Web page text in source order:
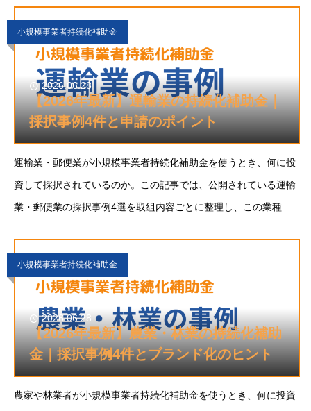
ポイントをまとめます。自社の集客と販路開拓のヒン
小規模事業者持続化補助金
2026.06.28
【2026年最新】運輸業の持続化補助金｜
採択事例4件と申請のポイント
運輸業・郵便業が小規模事業者持続化補助金を使うとき、何に投
資して採択されているのか。この記事では、公開されている運輸
業・郵便業の採択事例4選を取組内容ごとに整理し、この業種な
ます。自社の販路開拓のヒントとして役立ててくださ
小規模事業者持続化補助金
2026.06.28
【2026年最新】農業・林業の持続化補助
金｜採択事例4件とブランド化のヒント
農家や林業者が小規模事業者持続化補助金を使うとき、何に投資